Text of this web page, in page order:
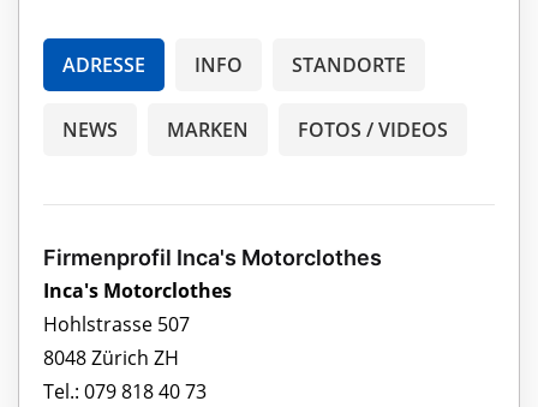
ADRESSE INFO STANDORTE
NEWS MARKEN FOTOS / VIDEOS
Firmenprofil Inca's Motorclothes
Inca's Motorclothes
Hohlstrasse 507
8048 Zürich ZH
Tel.: 079 818 40 73